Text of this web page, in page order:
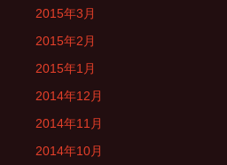
2015年3月
2015年2月
2015年1月
2014年12月
2014年11月
2014年10月